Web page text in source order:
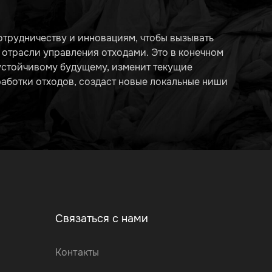
и инновациям, чтобы вызывать
управления отходами. Это в конечном
будущему, изменит текущие
отходов, создаст новые локальные ниши
Связаться с нами
Контакты